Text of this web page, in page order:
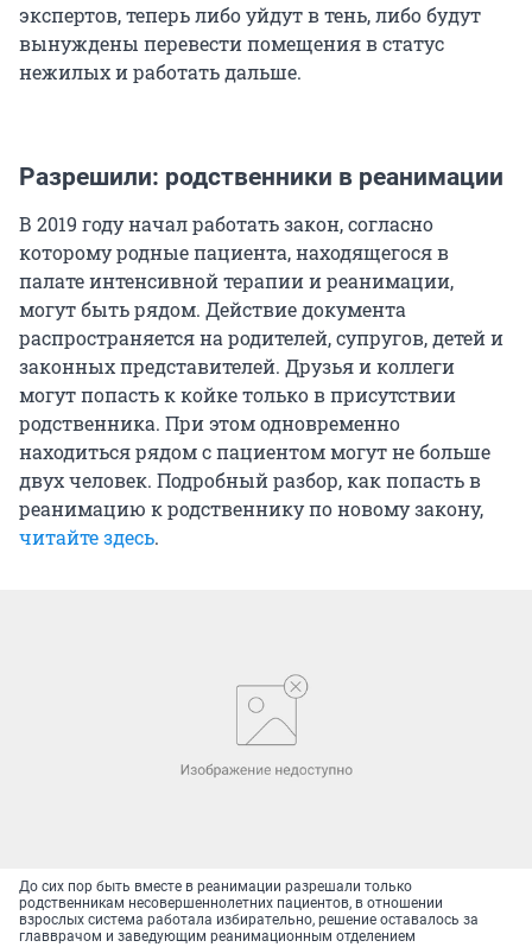
экспертов, теперь либо уйдут в тень, либо будут
вынуждены перевести помещения в статус
нежилых и работать дальше.
Разрешили: родственники в реанимации
В 2019 году начал работать закон, согласно
которому родные пациента, находящегося в
палате интенсивной терапии и реанимации,
могут быть рядом. Действие документа
распространяется на родителей, супругов, детей и
законных представителей. Друзья и коллеги
могут попасть к койке только в присутствии
родственника. При этом одновременно
находиться рядом с пациентом могут не больше
двух человек. Подробный разбор, как попасть в
реанимацию к родственнику по новому закону,
читайте здесь.
До сих пор быть вместе в реанимации разрешали только
родственникам несовершеннолетних пациентов, в отношении
взрослых система работала избирательно, решение оставалось за
главврачом и заведующим реанимационным отделением